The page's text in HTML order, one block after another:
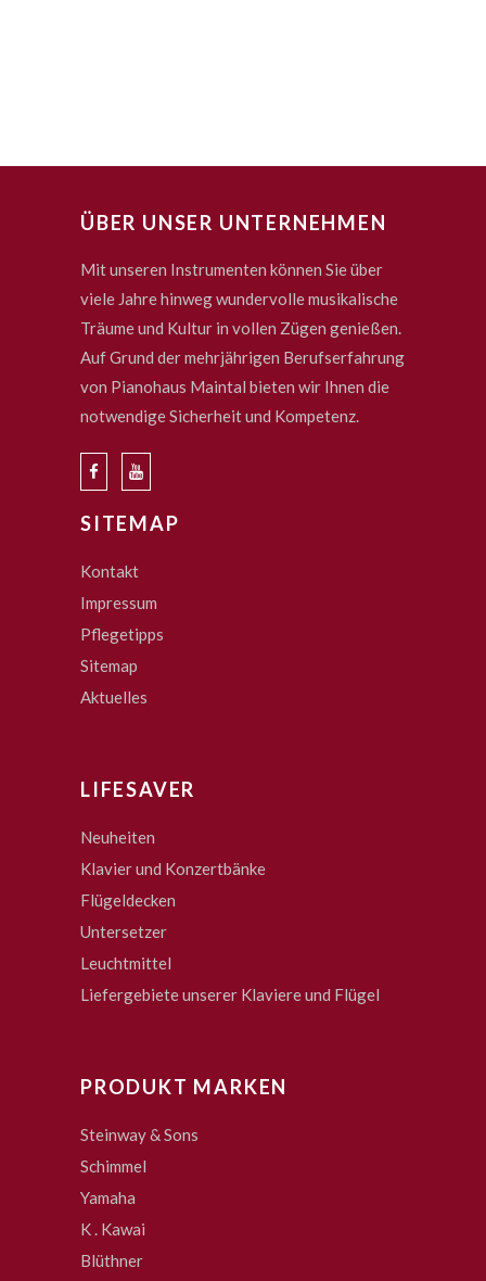
ÜBER UNSER UNTERNEHMEN
Mit unseren Instrumenten können Sie über
viele Jahre hinweg wundervolle musikalische
Träume und Kultur in vollen Zügen genießen.
Auf Grund der mehrjährigen Berufserfahrung
von Pianohaus Maintal bieten wir Ihnen die
notwendige Sicherheit und Kompetenz.
SITEMAP
Kontakt
Impressum
Pflegetipps
Sitemap
Aktuelles
LIFESAVER
Neuheiten
Klavier und Konzertbänke
Flügeldecken
Untersetzer
Leuchtmittel
Liefergebiete unserer Klaviere und Flügel
PRODUKT MARKEN
Steinway & Sons
Schimmel
Yamaha
K . Kawai
Blüthner